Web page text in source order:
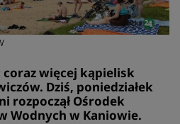
coraz więcej kąpielisk
Dziś, poniedziałek
rozpoczął Ośrodek
Wodnych w Kaniowie.